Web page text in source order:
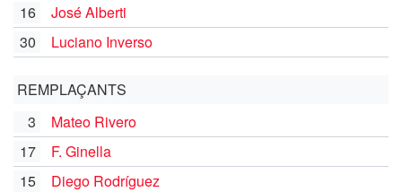
16
José Alberti
30
Luciano Inverso
REMPLAÇANTS
3
Mateo Rivero
17
F. Ginella
15
Diego Rodríguez